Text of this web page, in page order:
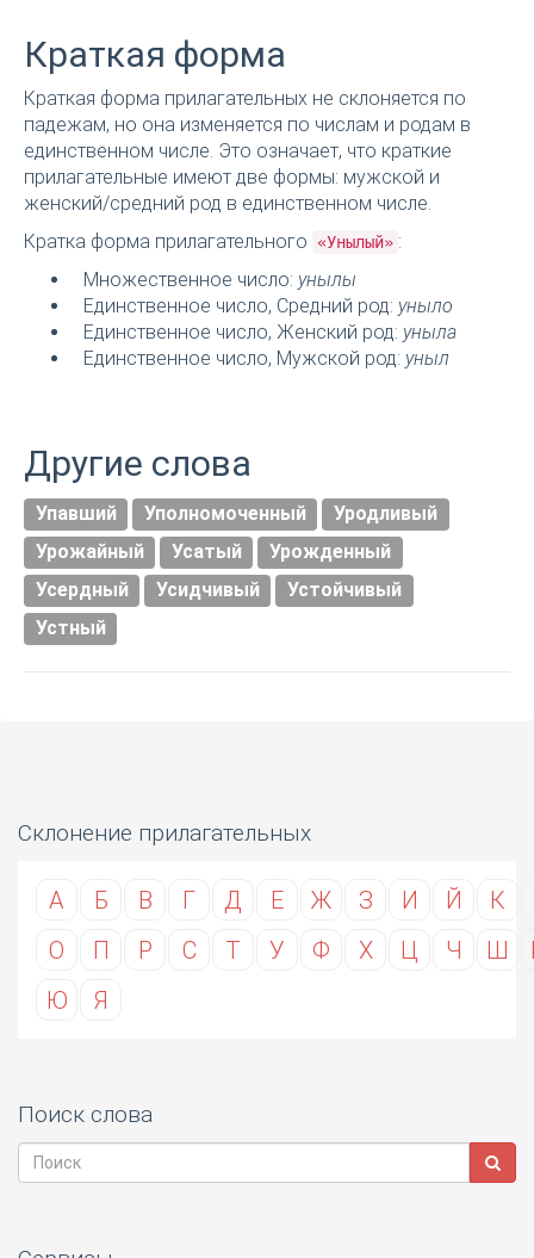
Краткая форма
Краткая форма прилагательных не склоняется по
падежам, но она изменяется по числам и родам в
единственном числе. Это означает, что краткие
прилагательные имеют две формы: мужской и
женский/средний род в единственном числе.
Кратка форма прилагательного
«Унылый» :
Множественное число: унылы
Единственное число, Средний род: уныло
Единственное число, Женский род: уныла
Единственное число, Мужской род: уныл
Другие слова
Упавший Уполномоченный
Уродливый
Урожайный
Усатый
Урожденный
Усердный
Усидчивый
Устойчивый
Устный
Склонение прилагательных
А Б В Г Д Е Ж З И Й К
О
П Р С Т У Ф Х Ц Ч Ш
Ю
Я
Поиск слова